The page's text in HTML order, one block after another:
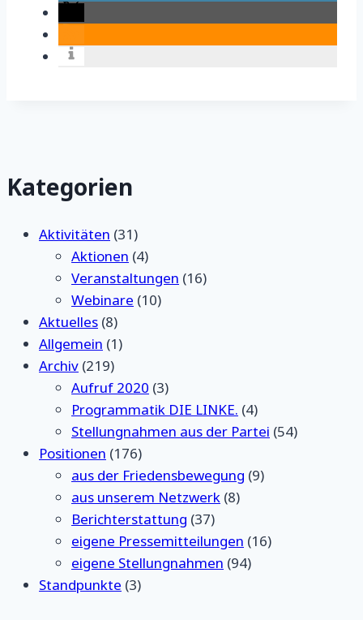
Kategorien
Aktivitäten (31)
Aktionen (4)
Veranstaltungen (16)
Webinare (10)
Aktuelles (8)
Allgemein (1)
Archiv (219)
Aufruf 2020 (3)
Programmatik DIE LINKE. (4)
Stellungnahmen aus der Partei (54)
Positionen (176)
aus der Friedensbewegung (9)
aus unserem Netzwerk (8)
Berichterstattung (37)
eigene Pressemitteilungen (16)
eigene Stellungnahmen (94)
Standpunkte (3)